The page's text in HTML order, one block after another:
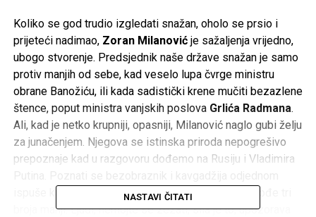
Koliko se god trudio izgledati snažan, oholo se prsio i
prijeteći nadimao, Zoran Milanovićje sažaljenja vrijedno,
ubogo stvorenje. Predsjednik naše države snažan je samo
protiv manjih od sebe, kad veselo lupa čvrge ministru
obrane Banožiću, ili kada sadistički krene mučiti bezazlene
štence, poput ministra vanjskih poslova Grlića Radmana.
Ali, kad je netko krupniji, opasniji, Milanović naglo gubi želju
za junačenjem. Njegova se istinska priroda nepogrešivo
prepoznaje kad u razgovoru dođemo na Rusiju i Vladimira
ispuše kao probušeni luftić. Svađalica u trenutku dođe tri
broja manji. Ljudi, nemojte se zezati, sila je to, upozorava
NASTAVI ČITATI